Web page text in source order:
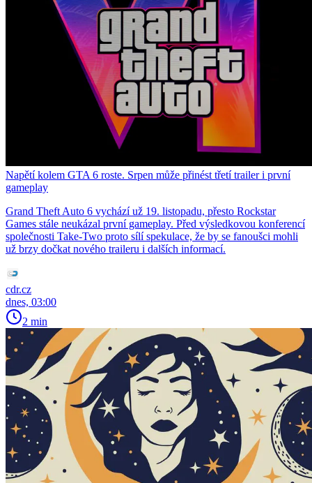
Napětí kolem GTA 6 roste. Srpen může přinést třetí trailer i první
gameplay
Grand Theft Auto 6 vychází už 19. listopadu, přesto Rockstar
Games stále neukázal první gameplay. Před výsledkovou konferencí
společnosti Take-Two proto sílí spekulace, že by se fanoušci mohli
už brzy dočkat nového traileru i dalších informací.
cdr.cz
dnes, 03:00
2 min